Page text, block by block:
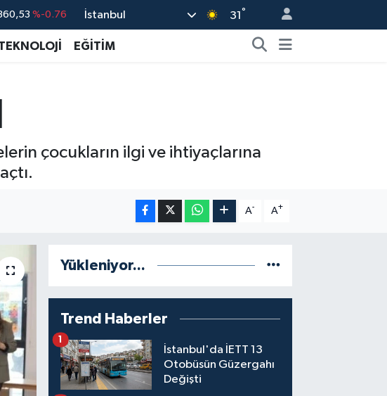
%0.17
%0.01
İstanbul 31 °
EĞİTİM
çocukların ilgi ve ihtiyaçlarına
A- A+
Yükleniyor...
Trend Haberler
İstanbul'da İETT 13
Otobüsün Güzergahı
Değişti
1